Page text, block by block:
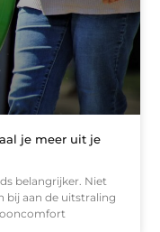
je meer uit je
belangrijker. Niet
bij aan de uitstraling